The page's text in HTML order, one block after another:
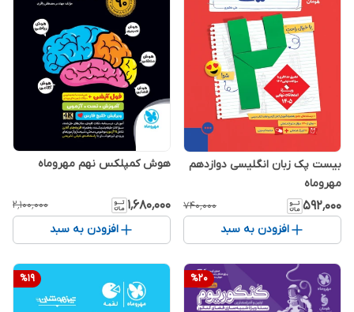
بیست پک زبان انگلیسی دوازدهم
مهروماه
۵۹۲٬۰۰۰ ۷۴۰٬۰۰۰
افزودن به سبد
هوش کمپلکس نهم مهروماه
۱٬۶۸۰٬۰۰۰ ۲٬۱۰۰٬۰۰۰
افزودن به سبد
%20
%19